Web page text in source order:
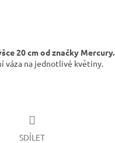
20 cm od značky Mercury.
váza na jednotlivé květiny.
SDÍLET